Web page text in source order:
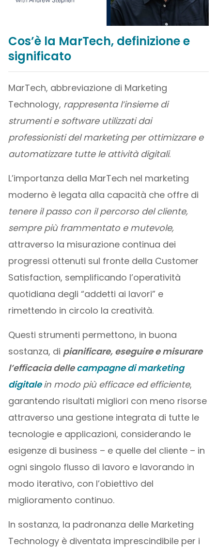
Cos’è la MarTech, definizione e
significato
MarTech, abbreviazione di Marketing
Technology, rappresenta l’insieme di
strumenti e software utilizzati dai
professionisti del marketing per ottimizzare e
automatizzare tutte le attività digitali.
L’importanza della MarTech nel marketing
moderno è legata alla capacità che offre di
tenere il passo con il percorso del cliente,
sempre più frammentato e mutevole,
attraverso la misurazione continua dei
progressi ottenuti sul fronte della Customer
Satisfaction, semplificando l’operatività
quotidiana degli “addetti ai lavori” e
rimettendo in circolo la creatività.
Questi strumenti permettono, in buona
sostanza, di pianificare, eseguire e misurare
l’efficacia dellecampagne di marketing
digitalein modo più efficace ed efficiente,
garantendo risultati migliori con meno risorse
attraverso una gestione integrata di tutte le
tecnologie e applicazioni, considerando le
esigenze di business – e quelle del cliente – in
ogni singolo flusso di lavoro e lavorando in
modo iterativo, con l’obiettivo del
miglioramento continuo.
In sostanza, la padronanza delle Marketing
Technology è diventata imprescindibile per i